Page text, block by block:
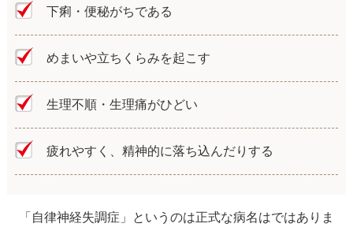
下痢・便秘がちである
めまいや立ちくらみを起こす
生理不順・生理痛がひどい
疲れやすく、精神的に落ち込んだりする
「自律神経失調症」というのは正式な病名はではありま